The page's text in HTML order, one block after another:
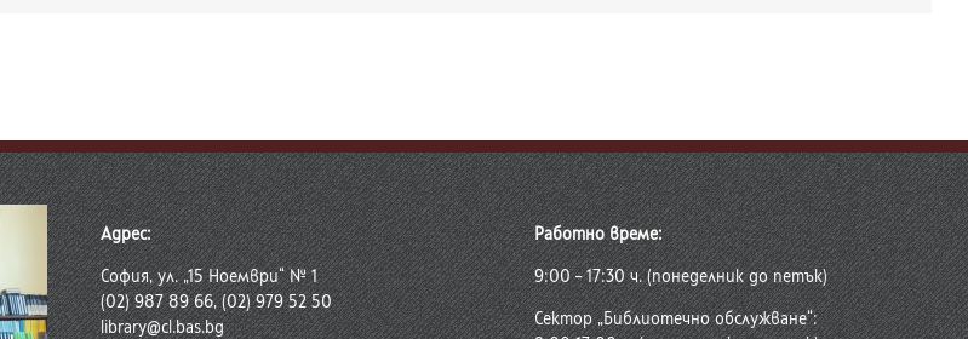
Адрес:
София, ул. „15 Ноември“ № 1
(02) 987 89 66, (02) 979 52 50
library@cl.bas.bg
Работно време:
9:00 – 17:30 ч. (понеделник до петък)
Сектор „Библиотечно обслужване“: